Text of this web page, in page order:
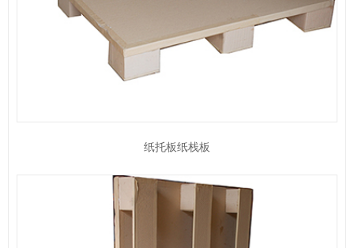
纸托板纸栈板